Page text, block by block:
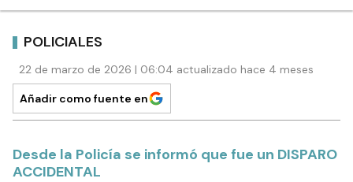
POLICIALES
22 de marzo de 2026 | 06:04 actualizado hace 4 meses
Añadir como fuente en
Desde la Policía se informó que fue un DISPARO
ACCIDENTAL